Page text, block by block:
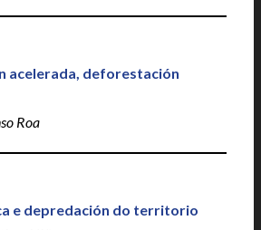
acelerada, deforestación
Roa
e depredación do territorio